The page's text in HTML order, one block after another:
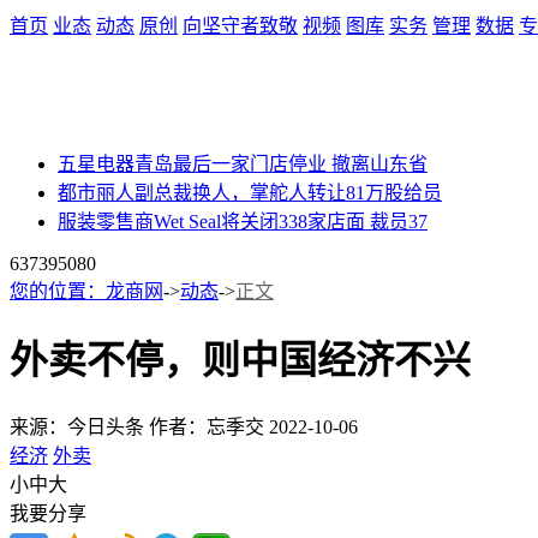
首页 业态 动态 原创 向坚守者致敬 视频 图库 实务 管理 数据
五星电器青岛最后一家门店停业 撤离山东省
都市丽人副总裁换人，掌舵人转让81万股给员
服装零售商Wet Seal将关闭338家店面 裁员37
637395080
您的位置： 龙商网->动态->正文
外卖不停，则中国经济不兴
来源：今日头条 作者：忘季交 2022-10-06
经济 外卖
小中大
我要分享